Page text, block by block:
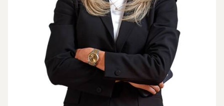
läget i huset ger, tillsammans med den
genomgående planlösningen, ett härligt
ljusinsläpp! Populär bostadsrättförening med
övernattningsrum och med ett stort garage i
källarplan. Här bor man på perfekt läge med direkt
närhet till både Tessinparken och Fältöversten.
Varmt välkomna på visning!